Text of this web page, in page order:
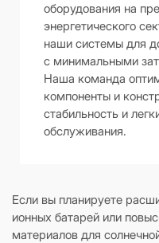
оборудования на
энергетического
наши системы для
с минимальными
Наша команда
компоненты и
стабильность и
обслуживания.
Если вы планируете
ионных батарей или
материалов для